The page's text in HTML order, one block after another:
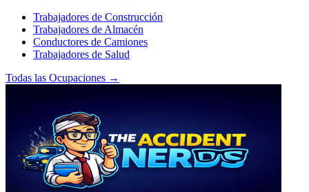
Trabajadores de Construcción
Trabajadores de Almacén
Conductores de Camiones
Trabajadores de Salud
Todas las Ocupaciones →